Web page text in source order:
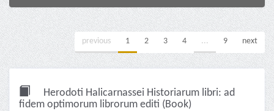
previous 1 2 3 4 ... 9 next
Herodoti Halicarnassei Historiarum libri: ad
fidem optimorum librorum editi (Book)